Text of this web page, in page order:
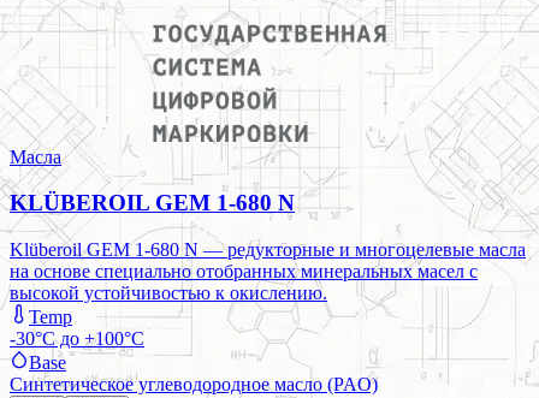
Масла
KLÜBEROIL GEM 1-680 N
Klüberoil GEM 1-680 N — редукторные и многоцелевые масла
на основе специально отобранных минеральных масел с
высокой устойчивостью к окислению.
Temp
-30°C до +100°C
Base
Синтетическое углеводородное масло (PAO)